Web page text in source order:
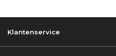
Klantenservice